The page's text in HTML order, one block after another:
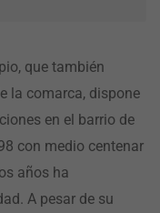
que también
la comarca, dispone
en el barrio de
con medio centenar
años ha
A pesar de su